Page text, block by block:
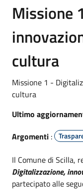
Missione
cultura
Missione 1 -
cultura
Ultimo
Argomenti :
Il Comune di Scilla,
Digitalizzazione,
partecipato alle